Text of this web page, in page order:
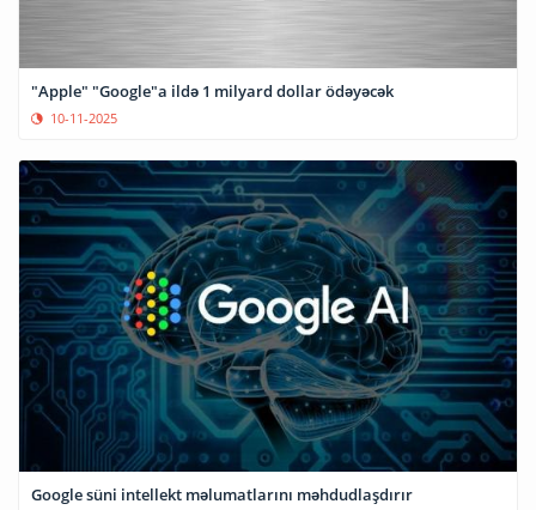
"Apple" "Google"a ildə 1 milyard dollar ödəyəcək
10-11-2025
Google süni intellekt məlumatlarını məhdudlaşdırır